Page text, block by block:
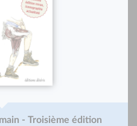
- Troisième édition